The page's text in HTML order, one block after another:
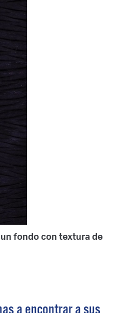
fondo con textura de